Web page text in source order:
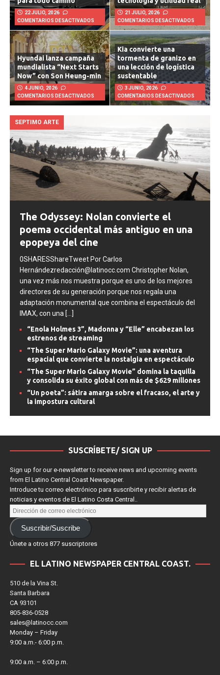
para todo camino
22 JULIO, 2026
COMENTARIOS DESACTIVADOS
tecnología y utilidad real
21 JULIO, 2026
COMENTARIOS DESACTIVADOS
Hyundai lanza campaña
mundialista “Next Starts
Now” con Son Heung-min
4 JUNIO, 2026
COMENTARIOS DESACTIVADOS
Kia convierte una
tormenta de granizo en
una lección de logística
sustentable
3 JUNIO, 2026
COMENTARIOS DESACTIVADOS
SEPTIMO ARTE
The Odyssey: Nolan convierte el
poema occidental más antiguo en una
epopeya del cine
0SHARESShareTweet Por Carlos
Hernándezredacción@latinocc.com Christopher Nolan,
una vez más nos muestra porque es uno de los mejores
directores de su generación porque nos regala una
adaptación monumental que combina el espectáculo del
[...]
“Enola Holmes 3”, Madonna y “Elle” encabezan los
estrenos de streaming
“The Super Mario Galaxy Movie”: una aventura
espacial que convierte la nostalgia en espectáculo
“The Super Mario Galaxy Movie” domina la taquilla
y consolida su éxito global con más de $629 millones
“Un poeta”: sátira amarga sobre el fracaso, el arte y
la impostura cultural
SUSCRÍBETE/ SIGN UP
Sign up for our e-newsletter to receive news and upcoming events
from El Latino Central Coast Newspaper.
Introduce tu correo electrónico para suscribirte y recibir alertas de
noticias y eventos de El Latino Costa Central..
Únete a otros 877 suscriptores
EL LATINO NEWSPAPER CENTRAL COAST.
510 de la Vina St.
Santa Barbara
CA 93101
805-836-0528
sales@latinocc.com
Monday – Friday
9:00 a.m.- 6:00 p.m.
9:00 a.m. – 6:00 p.m.